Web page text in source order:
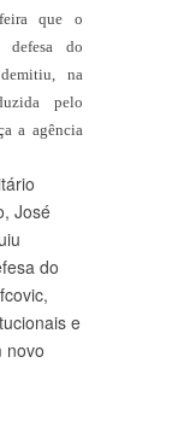
que o
defesa do
na
pelo
a agência
José
do
e
novo